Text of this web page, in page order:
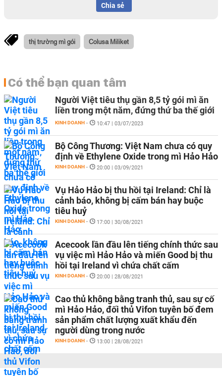
Chia sẻ
thị trường mì gói Colusa Miliket
Có thể bạn quan tâm
Người Việt tiêu thụ gần 8,5 tỷ gói mì ăn
liền trong một năm, đứng thứ ba thế giới
KINH DOANH - 10:47 | 03/07/2023
Bộ Công Thương: Việt Nam chưa có quy
định về Ethylene Oxide trong mì Hảo Hảo
KINH DOANH - 20:00 | 03/09/2021
Vụ Hảo Hảo bị thu hồi tại Ireland: Chỉ là
cảnh báo, không bị cấm bán hay buộc
tiêu huỷ
KINH DOANH - 17:00 | 30/08/2021
Acecook lần đầu lên tiếng chính thức sau
vụ việc mì Hảo Hảo và miến Good bị thu
hồi tại Ireland vì chứa chất cấm
KINH DOANH - 20:00 | 28/08/2021
Cao thủ không bằng tranh thủ, sau sự cố
mì Hảo Hảo, đối thủ Vifon tuyên bố đem
sản phẩm chất lượng xuất khẩu đến
người dùng trong nước
KINH DOANH - 13:00 | 28/08/2021